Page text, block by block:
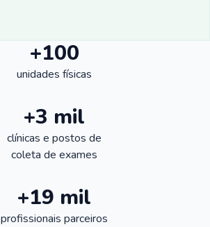
+100
unidades físicas
+3 mil
clínicas e postos de
coleta de exames
+19 mil
profissionais parceiros